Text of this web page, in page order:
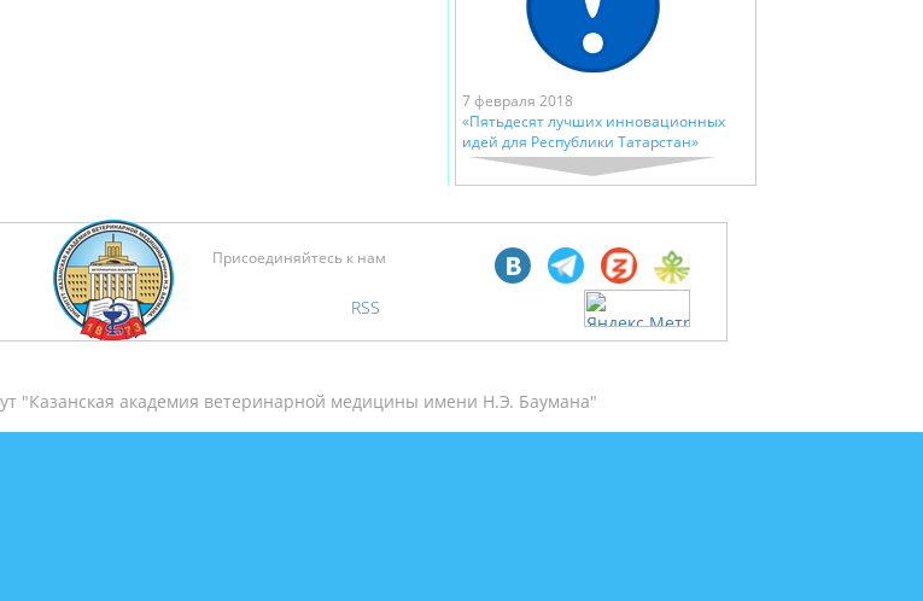
7 февраля 2018
«Пятьдесят лучших инновационных
идей для Республики Татарстан»
Присоединяйтесь к нам
RSS
"Казанская академия ветеринарной медицины имени Н.Э. Баумана"